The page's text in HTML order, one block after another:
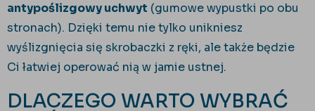
antypoślizgowy uchwyt (gumowe wypustki po obu
stronach). Dzięki temu nie tylko unikniesz
wyślizgnięcia się skrobaczki z ręki, ale także będzie
Ci łatwiej operować nią w jamie ustnej.
DLACZEGO WARTO WYBRAĆ